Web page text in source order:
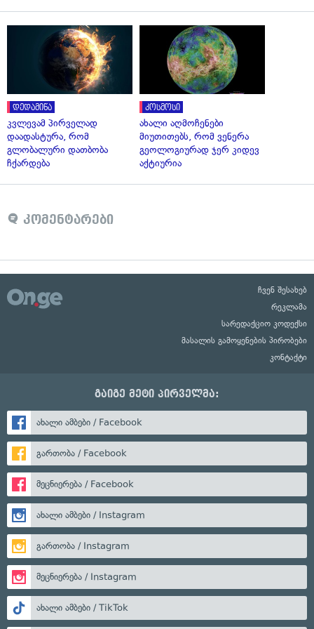
დედამიწა
კვლევამ პირველად
დაადასტურა, რომ
გლობალური დათბობა
ჩქარდება
კოსმოსი
ახალი აღმოჩენები
მიუთითებს, რომ ვენერა
გეოლოგიურად ჯერ კიდევ
აქტიურია
კომენტარები
ჩვენ შესახებ
რეკლამა
სარედაქციო კოდექსი
მასალის გამოყენების პირობები
კონტაქტი
გაიგე მეტი პირველმა:
ახალი ამბები / Facebook
გართობა / Facebook
მეცნიერება / Facebook
ახალი ამბები / Instagram
გართობა / Instagram
მეცნიერება / Instagram
ახალი ამბები / TikTok